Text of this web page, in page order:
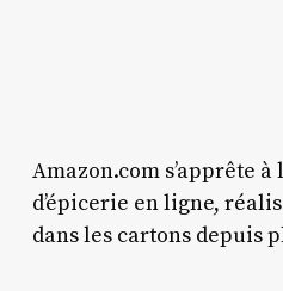
Amazon.com s’apprête
d’épicerie en ligne,
dans les cartons depuis